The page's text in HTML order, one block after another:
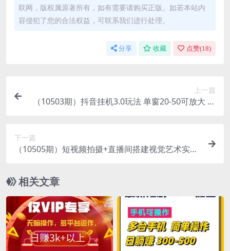
联网，版权属原著所有，如有需要请购买正版。如若本站内
容侵犯了您的合法权益，可联系我们进行处理。
分享 收藏 点赞(18)
上一篇
（10503期）抖音挂机3.0玩法 单窗20-50可放大 支
下一篇
（10505期）短视频拍摄+直播间搭建视觉艺术实战
相关文章